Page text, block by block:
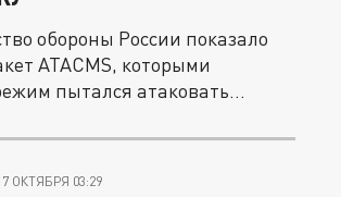
обороны России показало
ATACMS, которыми
пытался атаковать
ОКТЯБРЯ 03:29